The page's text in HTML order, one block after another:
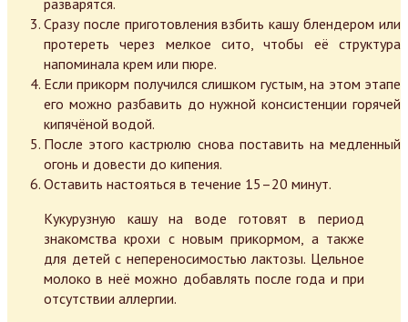
Сразу после приготовления взбить кашу блендером или
протереть через мелкое сито, чтобы её структура
напоминала крем или пюре.
Если прикорм получился слишком густым, на этом этапе
его можно разбавить до нужной консистенции горячей
кипячёной водой.
После этого кастрюлю снова поставить на медленный
огонь и довести до кипения.
Оставить настояться в течение 15–20 минут.
Кукурузную кашу на воде готовят в период
знакомства крохи с новым прикормом, а также
для детей с непереносимостью лактозы. Цельное
молоко в неё можно добавлять после года и при
отсутствии аллергии.